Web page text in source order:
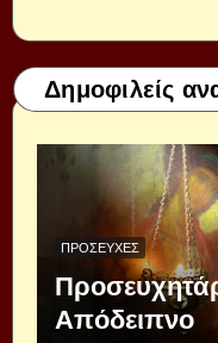
Δημοφιλείς
ΠΡΟΣΕΥΧΈΣ
Απόδειπνο